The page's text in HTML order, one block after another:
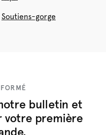
Soutiens-gorge
bulletin et
votre première